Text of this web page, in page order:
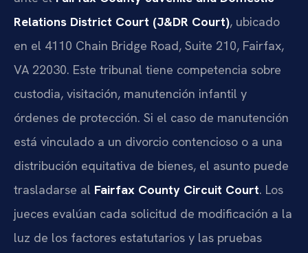
Relations District Court (J&DR Court), ubicado
en el 4110 Chain Bridge Road, Suite 210, Fairfax,
VA 22030. Este tribunal tiene competencia sobre
custodia, visitación, manutención infantil y
órdenes de protección. Si el caso de manutención
está vinculado a un divorcio contencioso o a una
distribución equitativa de bienes, el asunto puede
trasladarse al Fairfax County Circuit Court. Los
jueces evalúan cada solicitud de modificación a la
luz de los factores estatutarios y las pruebas